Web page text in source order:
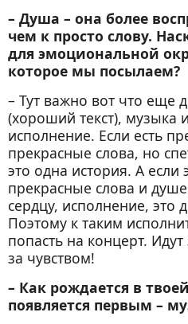
– Душа – она более
чем к просто слову.
для эмоциональной
которое мы посылаем?
– Тут важно вот что еще
(хороший текст), музыка
исполнение. Если есть
прекрасные слова, но
это одна история. А если
прекрасные слова и
сердцу, исполнение, это
Поэтому к таким
попасть на концерт.
за чувством!
– Как рождается в
появляется первым –